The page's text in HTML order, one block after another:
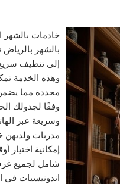
خادمات بالشهر
بالشهر بالرياض
إلى تنظيف سريع
وهذه الخدمة
محددة مما
وفقًا لجدولك
وسريعة عبر
مدربات ولديهن
إمكانية اختيار
شامل لجميع
اندونيسيات في